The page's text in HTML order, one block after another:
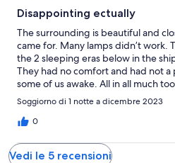
Disappointing ectually
The surrounding is beautiful and
came for. Many lamps didn’t work.
the 2 sleeping eras below in the
They had no comfort and had not
some of us awake. All in all much
Soggiorno di 1 notte a dicembre 2023
0
Vedi le 5 recensioni